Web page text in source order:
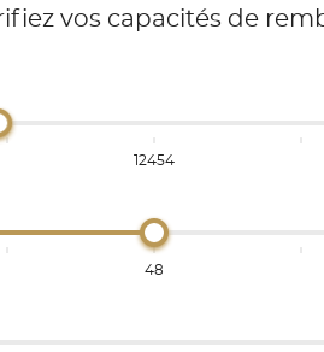
vos capacités de
12454
48